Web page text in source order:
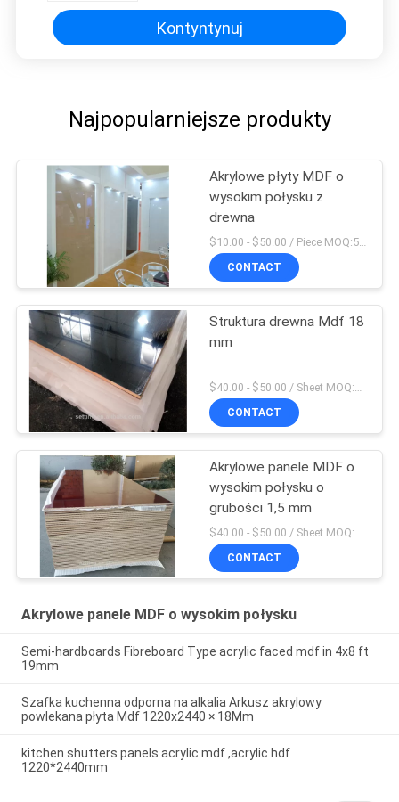
Kontyntynuj
Najpopularniejsze produkty
Akrylowe płyty MDF o
wysokim połysku z
drewna
$10.00 - $50.00 / Piece MOQ:50 sztuk / sztuk
CONTACT
Struktura drewna Mdf 18
mm
CONTACT
Akrylowe panele MDF o
wysokim połysku o
grubości 1,5 mm
CONTACT
Akrylowe panele MDF o wysokim połysku
Semi-hardboards Fibreboard Type acrylic faced mdf in 4x8 ft
19mm
Szafka kuchenna odporna na alkalia Arkusz akrylowy
powlekana płyta Mdf 1220x2440 × 18Mm
kitchen shutters panels acrylic mdf ,acrylic hdf
1220*2440mm